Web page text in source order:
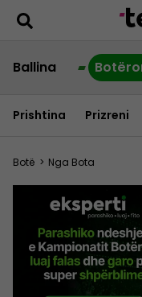
Ballina
Prishtina Prizreni
Botë > Nga Bota